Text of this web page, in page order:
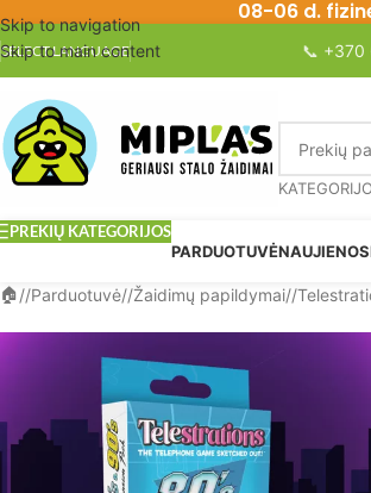
Skip to navigation
Skip to main content
08-06 d.
SELECT LANGUAGE 📞 +370
PREKIŲ KATEGORIJOS
PARDUOTUVĖNAUJIENOS
/ Parduotuvė/ Žaidimų papildymai/